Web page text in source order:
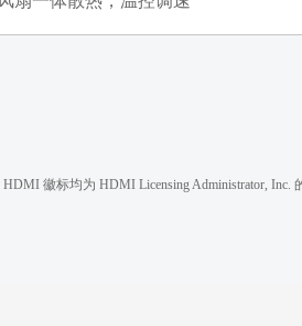
徽标均为 HDMI Licensing Administrator, Inc.